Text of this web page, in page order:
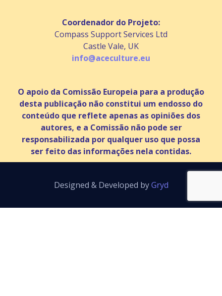
Coordenador do Projeto:
Compass Support Services Ltd
Castle Vale, UK
info@aceculture.eu
O apoio da Comissão Europeia para a produção
desta publicação não constitui um endosso do
conteúdo que reflete apenas as opiniões dos
autores, e a Comissão não pode ser
responsabilizada por qualquer uso que possa
ser feito das informações nela contidas.
Designed & Developed byGryd